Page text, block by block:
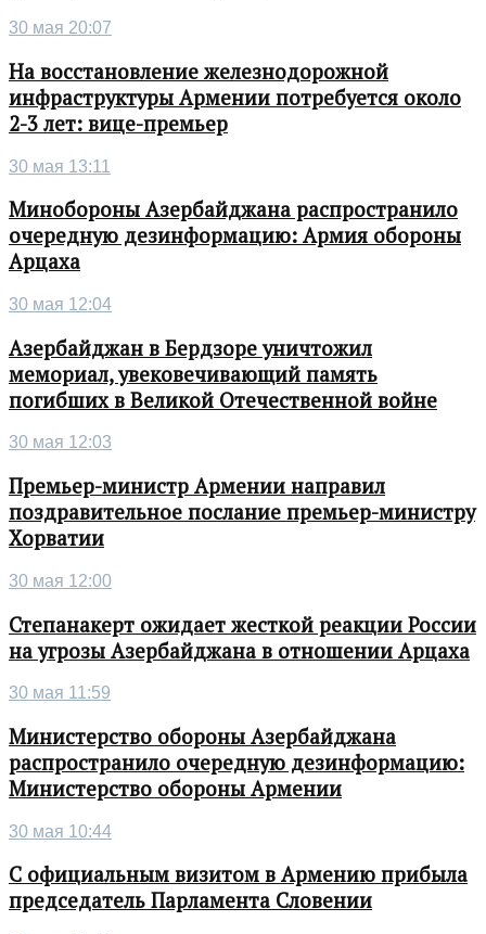
30 мая 20:07
На восстановление железнодорожной
инфраструктуры Армении потребуется около
2-3 лет: вице-премьер
30 мая 13:11
Минобороны Азербайджана распространило
очередную дезинформацию: Армия обороны
Арцаха
30 мая 12:04
Азербайджан в Бердзоре уничтожил
мемориал, увековечивающий память
погибших в Великой Отечественной войне
30 мая 12:03
Премьер-министр Армении направил
поздравительное послание премьер-министру
Хорватии
30 мая 12:00
Степанакерт ожидает жесткой реакции России
на угрозы Азербайджана в отношении Арцаха
30 мая 11:59
Министерство обороны Азербайджана
распространило очередную дезинформацию:
Министерство обороны Армении
30 мая 10:44
С официальным визитом в Армению прибыла
председатель Парламента Словении